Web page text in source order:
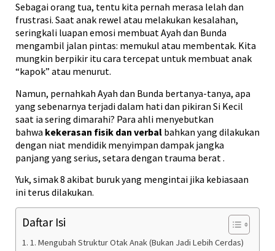
Sebagai orang tua, tentu kita pernah merasa lelah dan
frustrasi. Saat anak rewel atau melakukan kesalahan,
seringkali luapan emosi membuat Ayah dan Bunda
mengambil jalan pintas: memukul atau membentak. Kita
mungkin berpikir itu cara tercepat untuk membuat anak
“kapok” atau menurut.
Namun, pernahkah Ayah dan Bunda bertanya-tanya, apa
yang sebenarnya terjadi dalam hati dan pikiran Si Kecil
saat ia sering dimarahi? Para ahli menyebutkan
bahwa kekerasan fisik dan verbal bahkan yang dilakukan
dengan niat mendidik menyimpan dampak jangka
panjang yang serius, setara dengan trauma berat .
Yuk, simak 8 akibat buruk yang mengintai jika kebiasaan
ini terus dilakukan.
Daftar Isi
1. Mengubah Struktur Otak Anak (Bukan Jadi Lebih Cerdas)